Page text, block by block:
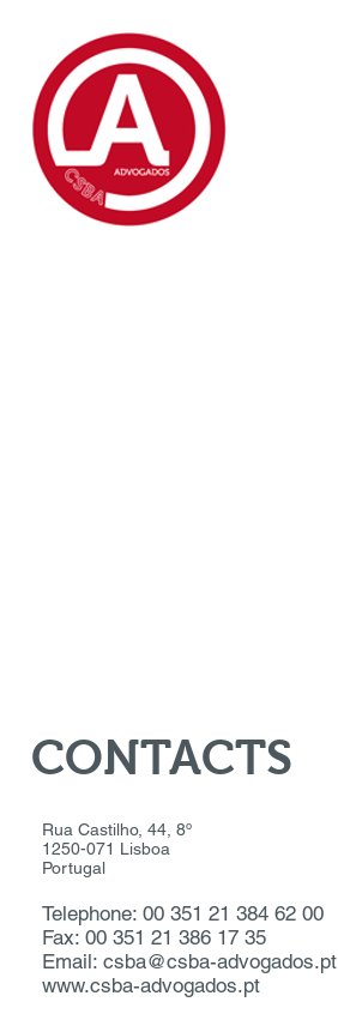
CONTACTS
Rua Castilho, 44, 8º
1250-071 Lisboa
Portugal
Telephone: 00 351 21 384 62 00
Fax: 00 351 21 386 17 35
Email: csba@csba-advogados.pt
www.csba-advogados.pt